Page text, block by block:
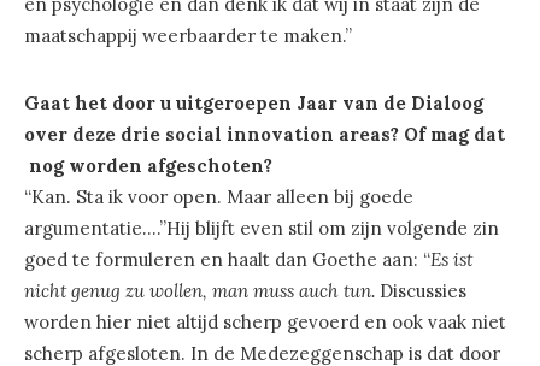
maatschappij weerbaarder te maken.”
Gaat het door u uitgeroepen Jaar van de Dialoog
over deze drie social innovation areas? Of mag dat
nog worden afgeschoten?
“Kan. Sta ik voor open. Maar alleen bij goede
argumentatie….”Hij blijft even stil om zijn volgende zin
goed te formuleren en haalt dan Goethe aan: “Es ist
nicht genug zu wollen, man muss auch tun. Discussies
worden hier niet altijd scherp gevoerd en ook vaak niet
scherp afgesloten. In de Medezeggenschap is dat door